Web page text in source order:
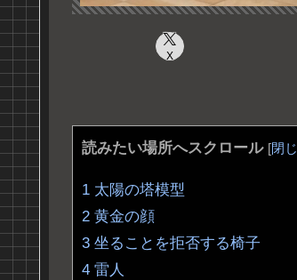
X
読みたい場所へスクロール [閉
1 太陽の塔模型
2 黄金の顔
3 坐ることを拒否する椅子
4 雷人